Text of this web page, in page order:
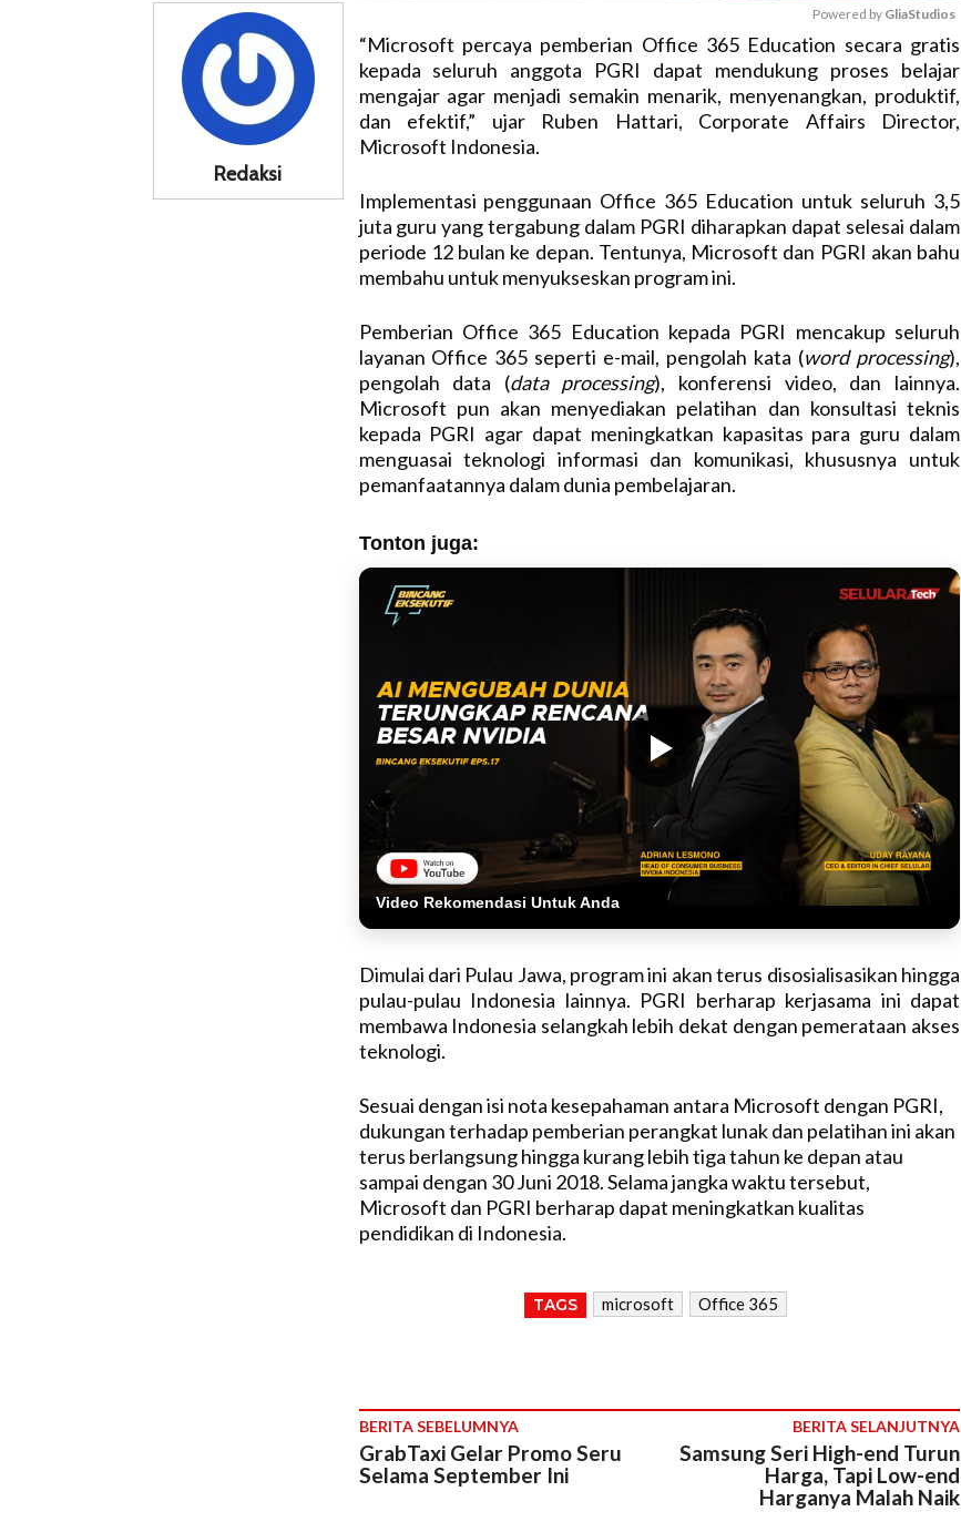
Redaksi
M
u
Powered by GliaStudios
“Microsoft percaya pemberian Office 365 Education secara gratis
kepada seluruh anggota PGRI dapat mendukung proses belajar
mengajar agar menjadi semakin menarik, menyenangkan, produktif,
dan efektif,” ujar Ruben Hattari, Corporate Affairs Director,
Microsoft Indonesia.
Implementasi penggunaan Office 365 Education untuk seluruh 3,5
juta guru yang tergabung dalam PGRI diharapkan dapat selesai dalam
periode 12 bulan ke depan. Tentunya, Microsoft dan PGRI akan bahu
membahu untuk menyukseskan program ini.
Pemberian Office 365 Education kepada PGRI mencakup seluruh
layanan Office 365 seperti e-mail, pengolah kata (word processing),
pengolah data (data processing), konferensi video, dan lainnya.
Microsoft pun akan menyediakan pelatihan dan konsultasi teknis
kepada PGRI agar dapat meningkatkan kapasitas para guru dalam
menguasai teknologi informasi dan komunikasi, khususnya untuk
pemanfaatannya dalam dunia pembelajaran.
Tonton juga:
Video Rekomendasi Untuk Anda
Dimulai dari Pulau Jawa, program ini akan terus disosialisasikan hingga
pulau-pulau Indonesia lainnya. PGRI berharap kerjasama ini dapat
membawa Indonesia selangkah lebih dekat dengan pemerataan akses
teknologi.
Sesuai dengan isi nota kesepahaman antara Microsoft dengan PGRI,
dukungan terhadap pemberian perangkat lunak dan pelatihan ini akan
terus berlangsung hingga kurang lebih tiga tahun ke depan atau
sampai dengan 30 Juni 2018. Selama jangka waktu tersebut,
Microsoft dan PGRI berharap dapat meningkatkan kualitas
pendidikan di Indonesia.
TAGS microsoft Office 365
BERITA SEBELUMNYA
GrabTaxi Gelar Promo Seru
Selama September Ini
BERITA SELANJUTNYA
Samsung Seri High-end Turun
Harga, Tapi Low-end
Harganya Malah Naik